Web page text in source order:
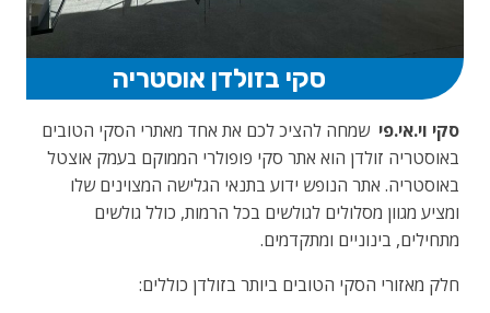
סקי בזולדן אוסטריה
סקי וי.אי.פי שמחה להציכ לכם את אחד מאתרי הסקי הטובים
באוסטריה זולדן הוא אתר סקי פופולרי הממוקם בעמק אוצטל
באוסטריה. אתר הנופש ידוע בתנאי הגלישה המצוינים שלו
ומציע מגוון מסלולים לגולשים בכל הרמות, כולל גולשים
מתחילים, בינוניים ומתקדמים.
חלק מאזורי הסקי הטובים ביותר בזולדן כוללים: